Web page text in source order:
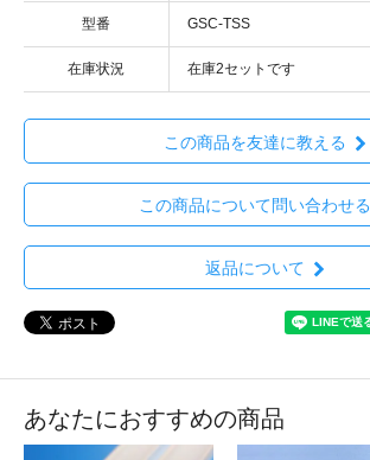
型番 GSC-TSS
在庫状況 在庫2セットです
この商品を友達に教える
この商品について問い合わせる
返品について
あなたにおすすめの商品